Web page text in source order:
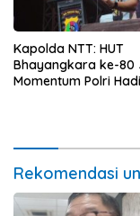
Kapolda NTT: HUT
Bhayangkara ke-80
Momentum Polri
Rekomendasi